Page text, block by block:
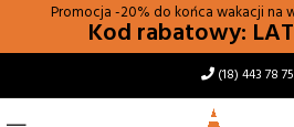
Promocja -20% do końca wakacji na
Kod rabatowy:
(18) 443 78 75